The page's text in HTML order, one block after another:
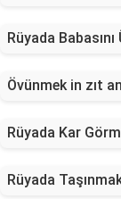
Rüyada
Övünmek in zıt
Rüyada Kar
Rüyada